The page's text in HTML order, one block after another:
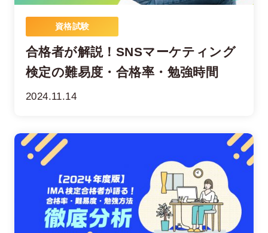
資格試験
合格者が解説！SNSマーケティング
検定の難易度・合格率・勉強時間
2024.11.14